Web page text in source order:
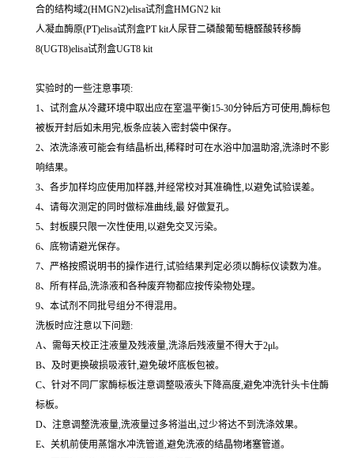
合的结构域2(HMGN2)elisa试剂盒HMGN2 kit
人凝血酶原(PT)elisa试剂盒PT kit人尿苷二磷酸葡萄糖醛酸转移酶
8(UGT8)elisa试剂盒UGT8 kit
实验时的一些注意事项:
1、试剂盒从冷藏环境中取出应在室温平衡15-30分钟后方可使用,酶标包
被板开封后如未用完,板条应装入密封袋中保存。
2、浓洗涤液可能会有结晶析出,稀释时可在水浴中加温助溶,洗涤时不影
响结果。
3、各步加样均应使用加样器,并经常校对其准确性,以避免试验误差。
4、请每次测定的同时做标准曲线,最 好做复孔。
5、封板膜只限一次性使用,以避免交叉污染。
6、底物请避光保存。
7、严格按照说明书的操作进行,试验结果判定必须以酶标仪读数为准。
8、所有样品,洗涤液和各种废弃物都应按传染物处理。
9、本试剂不同批号组分不得混用。
洗板时应注意以下问题:
A、需每天校正注液量及残液量,洗涤后残液量不得大于2μl。
B、及时更换破损吸液针,避免破坏底板包被。
C、针对不同厂家酶标板注意调整吸液头下降高度,避免冲洗针头卡住酶
标板。
D、注意调整洗液量,洗液量过多将溢出,过少将达不到洗涤效果。
E、关机前使用蒸馏水冲洗管道,避免洗液的结晶物堵塞管道。